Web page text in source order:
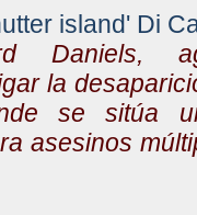
island' Di
Daniels,
la
se sitúa
asesinos